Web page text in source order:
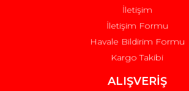
Gönder
İletişim
İletişim Formu
Havale Bildirim Formu
Kargo Takibi
ALIŞVERİŞ